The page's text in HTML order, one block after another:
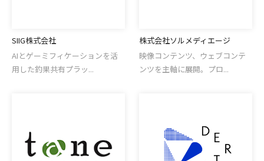
SIIG株式会社
AIとゲーミフィケーションを活
用した釣果共有プラッ...
株式会社ソルメディエージ
映像コンテンツ、ウェブコンテ
ンツを主軸に展開。プロ...